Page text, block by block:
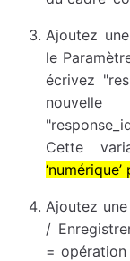
Ajoutez
le
écrivez
nouvelle
Cette
Ajoutez une
/
= opération